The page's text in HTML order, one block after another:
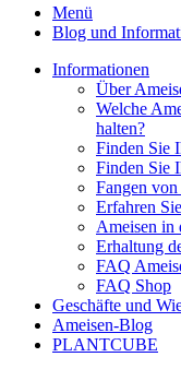
Menü
Blog und
Informationen
Über
Welche
halten?
Finden Sie
Finden Sie
Fangen
Erfahren
Ameisen in
Erhaltung
FAQ
FAQ Shop
Geschäfte und
Ameisen-Blog
PLANTCUBE